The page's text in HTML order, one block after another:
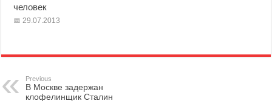
человек
29.07.2013
Previous
В Москве задержан
клофелинщик Сталин